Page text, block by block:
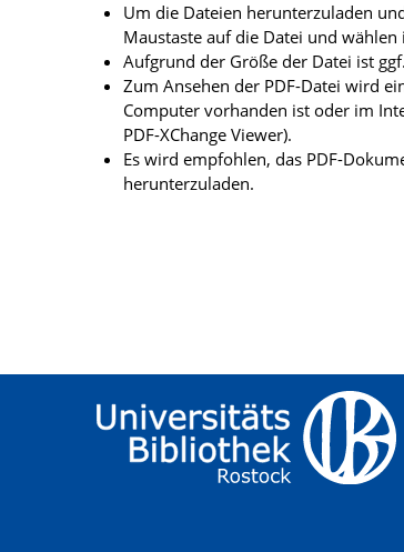
Um die Dateien herunterzuladen
Maustaste auf die Datei und
Aufgrund der Größe der Datei ist
Zum Ansehen der PDF-Datei wird
Computer vorhanden ist oder im
PDF-XChange Viewer).
Es wird empfohlen, das PDF-
herunterzuladen.